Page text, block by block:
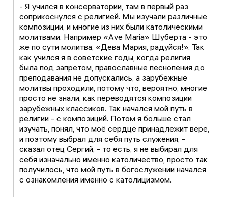
- Я учился в консерватории, там в первый раз
соприкоснулся с религией. Мы изучали различные
композиции, и многие из них были католическими
молитвами. Например «Ave Maria» Шуберта - это
же по сути молитва, «Дева Мария, радуйся!». Так
как учился я в советские годы, когда религия
была под запретом, православные песнопения до
преподавания не допускались, а зарубежные
молитвы проходили, потому что, вероятно, многие
просто не знали, как переводятся композиции
зарубежных классиков. Так начался мой путь в
религии - с композиций. Потом я больше стал
изучать, понял, что моё сердце принадлежит вере,
и поэтому выбрал для себя путь служения, -
сказал отец Сергий, - то есть, я не выбирал для
себя изначально именно католичество, просто так
получилось, что мой путь в богослужении начался
с ознакомления именно с католицизмом.